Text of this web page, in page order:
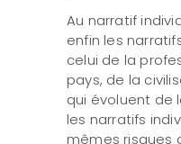
Au narratif
enfin les
celui de la
pays, de la
qui évoluent de
les narratifs
mêmes risques